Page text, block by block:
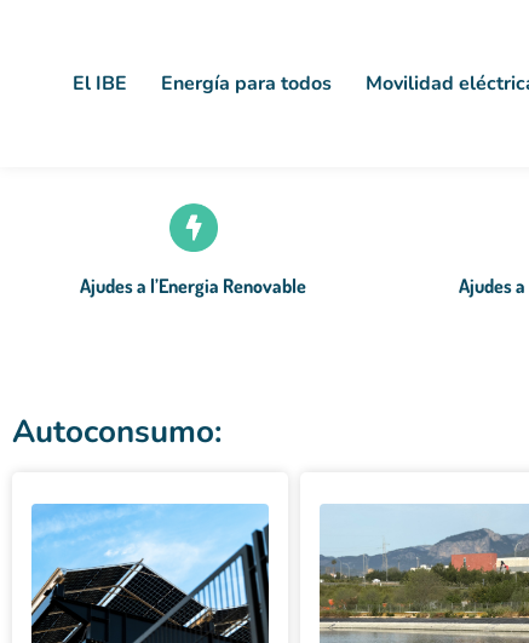
El IBE Energía para todos Movilidad
Ajudes a l’Energia Renovable Ajudes
Autoconsumo: